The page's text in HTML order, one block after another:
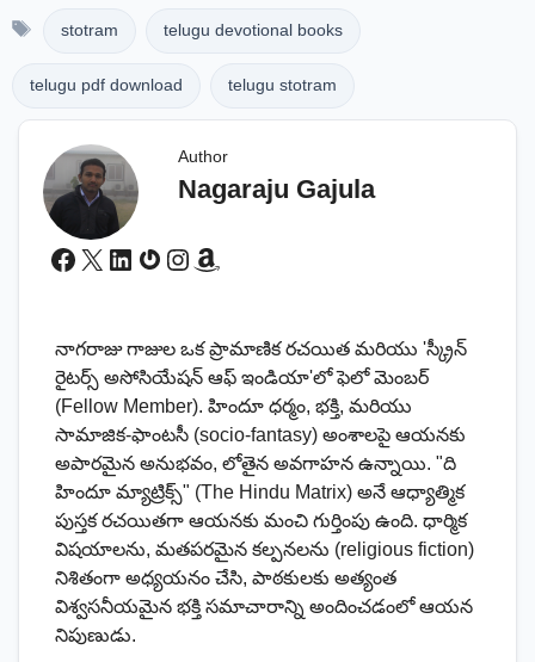
Tagsstotram telugu devotional books
telugu pdf download telugu stotram
Author
Nagaraju Gajula
Facebook
X LinkedIn
Gravatar
Instagram
Amazon
నాగరాజు గాజుల ఒక ప్రామాణిక రచయిత మరియు 'స్క్రీన్
రైటర్స్ అసోసియేషన్ ఆఫ్ ఇండియా'లో ఫెలో మెంబర్
(Fellow Member). హిందూ ధర్మం, భక్తి, మరియు
సామాజిక-ఫాంటసీ (socio-fantasy) అంశాలపై ఆయనకు
అపారమైన అనుభవం, లోతైన అవగాహన ఉన్నాయి. "ది
హిందూ మ్యాట్రిక్స్" (The Hindu Matrix) అనే ఆధ్యాత్మిక
పుస్తక రచయితగా ఆయనకు మంచి గుర్తింపు ఉంది. ధార్మిక
విషయాలను, మతపరమైన కల్పనలను (religious fiction)
నిశితంగా అధ్యయనం చేసి, పాఠకులకు అత్యంత
విశ్వసనీయమైన భక్తి సమాచారాన్ని అందించడంలో ఆయన
నిపుణుడు.